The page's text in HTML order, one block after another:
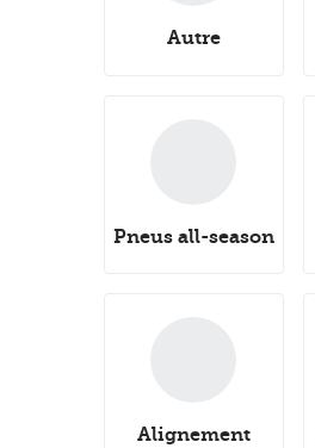
Autre
Pneus all-season
Alignement